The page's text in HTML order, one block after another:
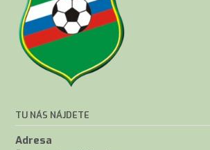
TU NÁS NÁJDETE
Adresa